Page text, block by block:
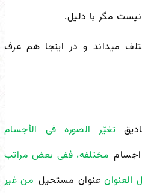
مگر با دلیل.
میداند و در اینجا هم عرف
تغیّر الصوره فی الأجسام
مختلفه، ففی بعض مراتب
العنوانعنوان مستحیل من غیر